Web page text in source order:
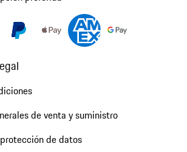
de venta y suministro
de datos